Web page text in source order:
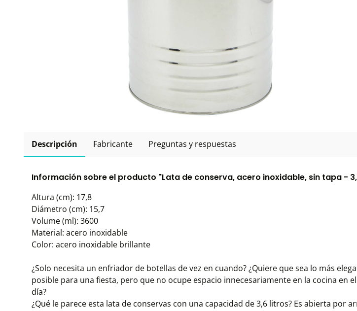
Descripción Fabricante Preguntas y respuestas
Información sobre el producto "Lata de conserva, acero inoxidable, sin tapa -
Altura (cm): 17,8
Diámetro (cm): 15,7
Volume (ml): 3600
Material: acero inoxidable
Color: acero inoxidable brillante
¿Solo necesita un enfriador de botellas de vez en cuando? ¿Quiere que sea lo más
posible para una fiesta, pero que no ocupe espacio innecesariamente en la cocina en
día?
¿Qué le parece esta lata de conservas con una capacidad de 3,6 litros? Es abierta por